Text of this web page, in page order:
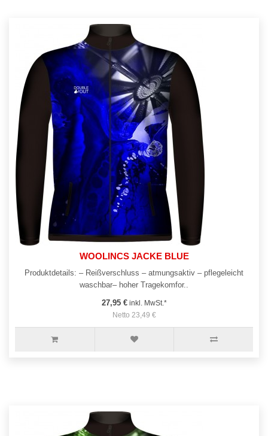
WOOLINCS JACKE BLUE
Produktdetails: – Reißverschluss – atmungsaktiv – pflegeleicht
waschbar– hoher Tragekomfor..
27,95 €inkl. MwSt.*
Netto 23,49 €